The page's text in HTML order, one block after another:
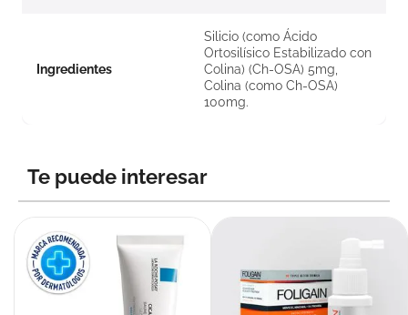
Ingredientes
Silicio (como Ácido
Ortosilísico Estabilizado con
Colina) (Ch-OSA) 5mg,
Colina (como Ch-OSA)
100mg.
Te puede interesar